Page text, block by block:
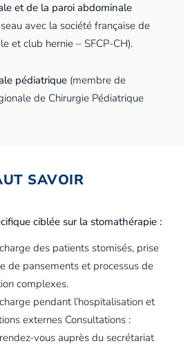
et de la paroi abdominale
avec la société française de
et club hernie – SFCP-CH).
pédiatrique (membre de
de Chirurgie Pédiatrique
SAVOIR
ciblée sur la stomathérapie :
des patients stomisés, prise
de pansements et processus de
complexes.
pendant l’hospitalisation et
externes Consultations :
vous auprès du secrétariat